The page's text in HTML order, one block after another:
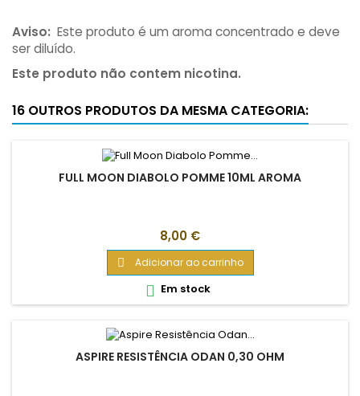
Aviso: Este produto é um aroma concentrado e deve
ser diluído.
Este produto não contem nicotina.
16 OUTROS PRODUTOS DA MESMA CATEGORIA:
FULL MOON DIABOLO POMME 10ML AROMA
Preço
8,00 €
 Adicionar ao carrinho
 Em stock
ASPIRE RESISTÊNCIA ODAN 0,30 OHM